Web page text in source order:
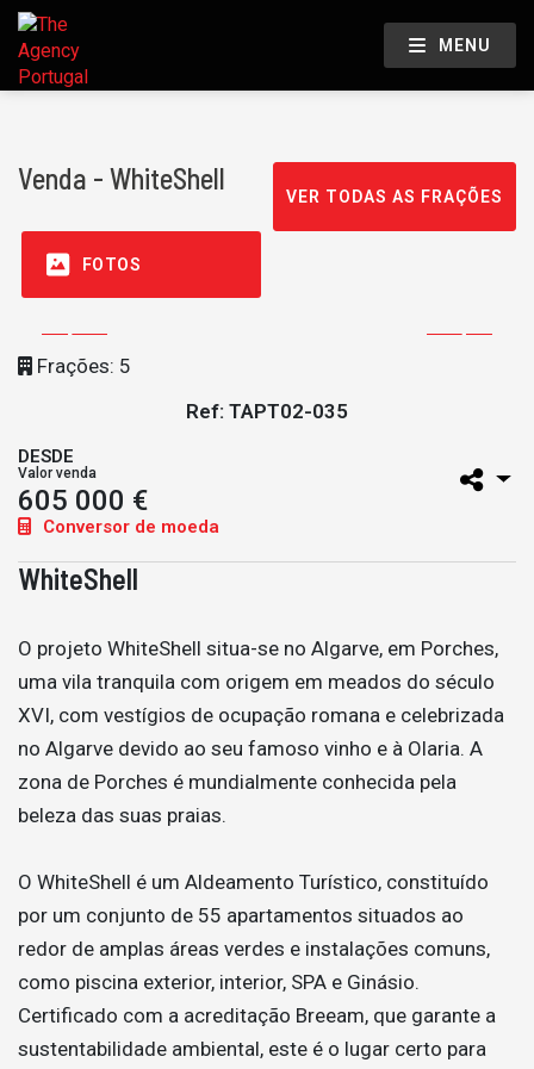
MENU
Venda - WhiteShell
VER TODAS AS FRAÇÕES
FOTOS
Frações: 5
Ref: TAPT02-035
DESDE
Valor venda
605 000 €
Conversor de moeda
WhiteShell
O projeto WhiteShell situa-se no Algarve, em Porches,
uma vila tranquila com origem em meados do século
XVI, com vestígios de ocupação romana e celebrizada
no Algarve devido ao seu famoso vinho e à Olaria. A
zona de Porches é mundialmente conhecida pela
beleza das suas praias.
O WhiteShell é um Aldeamento Turístico, constituído
por um conjunto de 55 apartamentos situados ao
redor de amplas áreas verdes e instalações comuns,
como piscina exterior, interior, SPA e Ginásio.
Certificado com a acreditação Breeam, que garante a
sustentabilidade ambiental, este é o lugar certo para